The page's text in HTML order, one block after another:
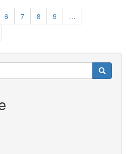
Pagina
6 Pagina
7 Pagina
8 Pagina
9
…
Ricerca